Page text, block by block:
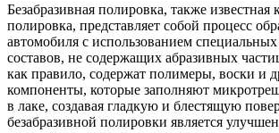
Безабразивная полировка, также известная
полировка, представляет собой процесс
автомобиля с использованием
составов, не содержащих абразивных
как правило, содержат полимеры, воски и
компоненты, которые заполняют
в лаке, создавая гладкую и блестящую
безабразивной полировки является